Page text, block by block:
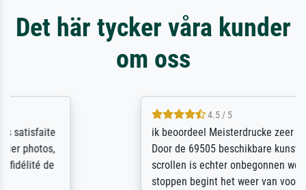
Det här tycker våra kunder
om oss
ik beoordeel Meisterdrucke zeer positief.
Door de 69505 beschikbare kunstenaars
scrollen is echter onbegonnen werk (na
stoppen begint het weer van voor af aan).